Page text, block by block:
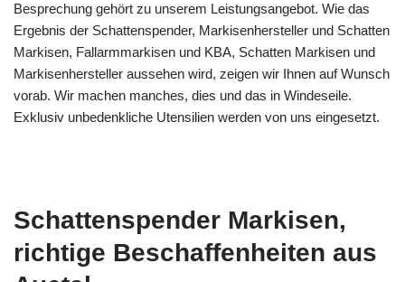
Besprechung gehört zu unserem Leistungsangebot. Wie das
Ergebnis der Schattenspender, Markisenhersteller und Schatten
Markisen, Fallarmmarkisen und KBA, Schatten Markisen und
Markisenhersteller aussehen wird, zeigen wir Ihnen auf Wunsch
vorab. Wir machen manches, dies und das in Windeseile.
Exklusiv unbedenkliche Utensilien werden von uns eingesetzt.
Schattenspender Markisen,
richtige Beschaffenheiten aus